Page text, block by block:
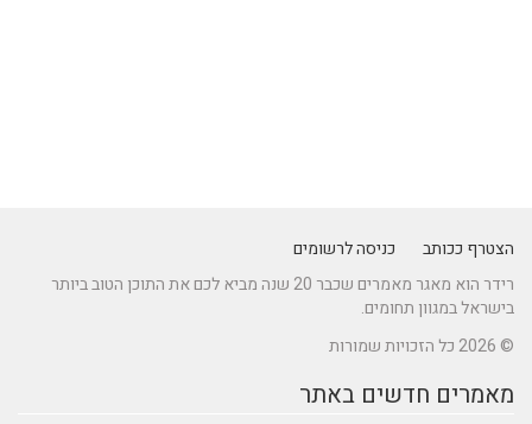
הצטרף ככותב
כניסה לרשומים
רידר הוא מאגר מאמרים שכבר 20 שנה מביא לכם את התוכן הטוב ביותר
בישראל במגוון תחומים.
© 2026 כל הזכויות שמורות
מאמרים חדשים באתר